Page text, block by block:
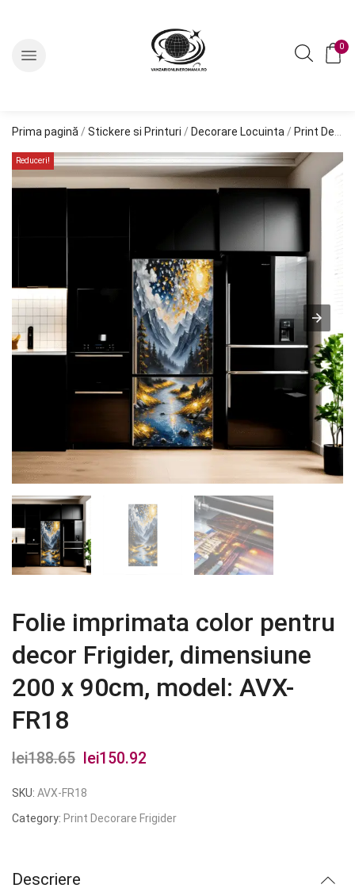
0
Prima pagină / Stickere si Printuri / Decorare Locuinta / Print Decorare Frigider
Reduceri!
Folie imprimata color pentru
decor Frigider, dimensiune
200 x 90cm, model: AVX-
FR18
lei188.65
Prețul
inițial
a
lei150.92
este:
SKU: AVX-FR18
Category: Print Decorare Frigider
Descriere